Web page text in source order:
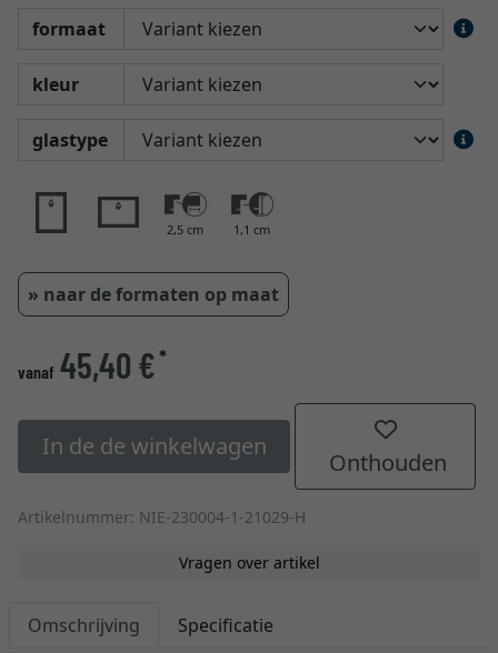
formaat
kleur
glastype
2,5 cm 1,1 cm
» naar de formaten op maat
vanaf 45,40 €*
In de de winkelwagen
Onthouden
Artikelnummer: NIE-230004-1-21029-H
Vragen over artikel
Omschrijving Specificatie